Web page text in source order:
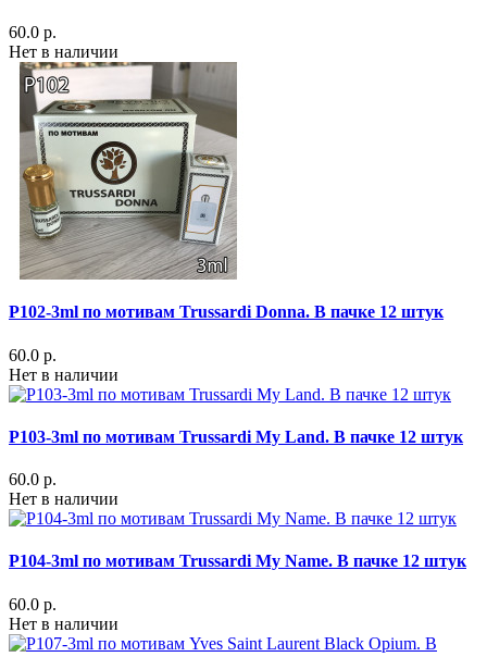
60.0 р.
Нет в наличии
P102-3ml по мотивам Trussardi Donna. В пачке 12 штук
60.0 р.
Нет в наличии
P103-3ml по мотивам Trussardi My Land. В пачке 12 штук
60.0 р.
Нет в наличии
P104-3ml по мотивам Trussardi My Name. В пачке 12 штук
60.0 р.
Нет в наличии